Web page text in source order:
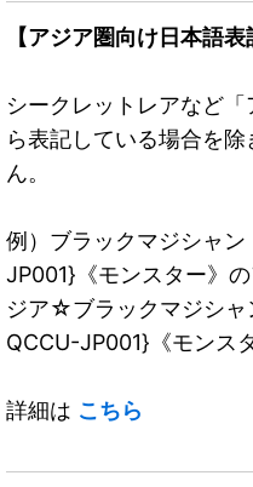
【アジア圏向け日本語表
シークレットレアなど
ら表記している場合を
ん。
例）ブラックマジシャ
JP001}《モンスター》
ジア☆ブラックマジシャ
QCCU-JP001}《モンス
詳細は こちら